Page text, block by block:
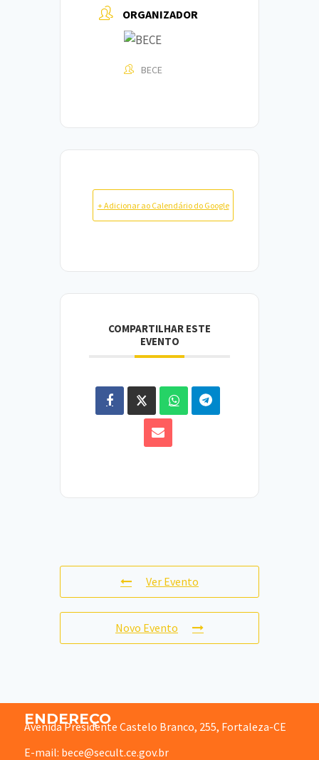
ORGANIZADOR
BECE
+ Adicionar ao Calendário do Google
COMPARTILHAR ESTE
EVENTO
Ver Evento
Novo Evento
ENDEREÇO
Avenida Presidente Castelo Branco, 255, Fortaleza-CE
E-mail: bece@secult.ce.gov.br